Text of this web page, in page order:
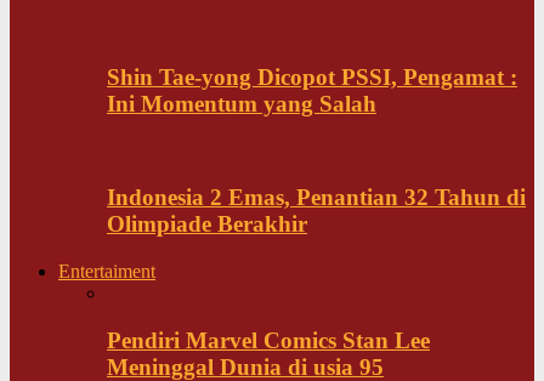
Shin Tae-yong Dicopot PSSI, Pengamat :
Ini Momentum yang Salah
Indonesia 2 Emas, Penantian 32 Tahun di
Olimpiade Berakhir
Entertaiment
Pendiri Marvel Comics Stan Lee
Meninggal Dunia di usia 95